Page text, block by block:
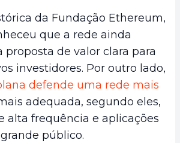
da Fundação Ethereum,
que a rede ainda
proposta de valor clara para
investidores. Por outro lado,
defende uma rede mais
adequada, segundo eles,
alta frequência e aplicações
público.